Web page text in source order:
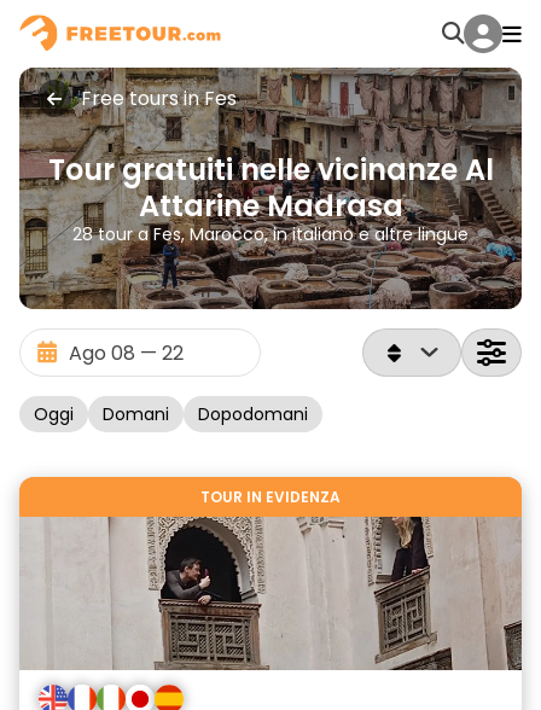
Free tours in Fes
Tour gratuiti nelle vicinanze Al
Attarine Madrasa
28 tour a Fes, Marocco, in italiano e altre lingue
Oggi Domani Dopodomani
TOUR IN EVIDENZA